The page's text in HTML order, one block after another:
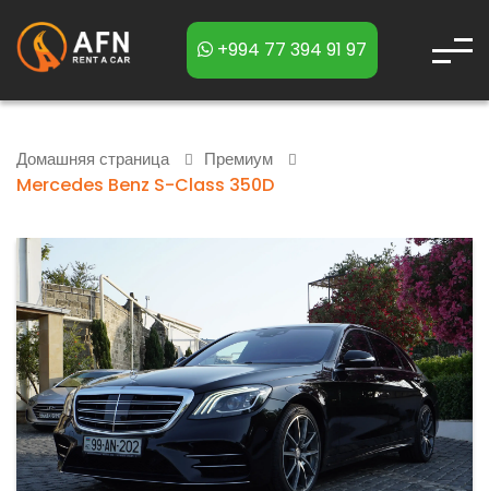
+994 77 394 91 97
Домашняя страница Премиум
Mercedes Benz S-Class 350D